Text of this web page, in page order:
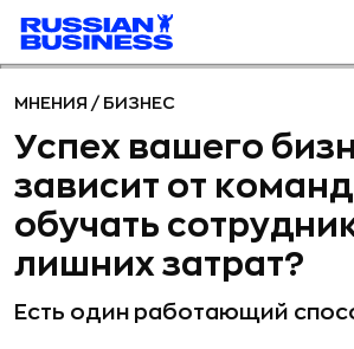
МНЕНИЯ / БИЗНЕС
Успех вашего
зависит от
обучать
лишних затрат?
Есть один работающий